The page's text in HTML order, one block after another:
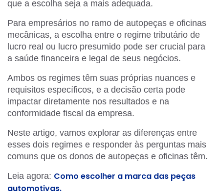
que a escolha seja a mais adequada.
Para empresários no ramo de autopeças e oficinas
mecânicas, a escolha entre o regime tributário de
lucro real ou lucro presumido pode ser crucial para
a saúde financeira e legal de seus negócios.
Ambos os regimes têm suas próprias nuances e
requisitos específicos, e a decisão certa pode
impactar diretamente nos resultados e na
conformidade fiscal da empresa.
Neste artigo, vamos explorar as diferenças entre
esses dois regimes e responder às perguntas mais
comuns que os donos de autopeças e oficinas têm.
Leia agora: Como escolher a marca das peças
automotivas.